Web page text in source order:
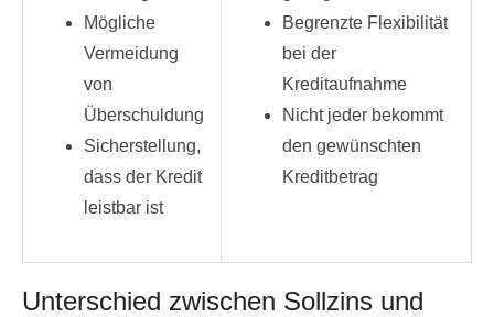
Mögliche
Vermeidung
von
Überschuldung
Sicherstellung,
dass der Kredit
leistbar ist
Begrenzte Flexibilität
bei der
Kreditaufnahme
Nicht jeder bekommt
den gewünschten
Kreditbetrag
Unterschied zwischen Sollzins und